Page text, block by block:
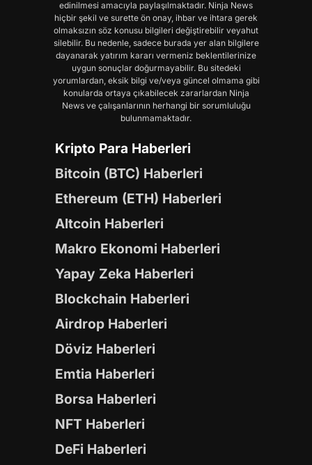
edinilmesi amacıyla paylaşılmaktadır. Ninja News
hiçbir şekil ve surette ön onay, ihbar ve ihtara gerek
olmaksızın söz konusu bilgileri değiştirebilir veyahut
silebilir. Bu nedenle, sadece burada yer alan bilgilere
dayanarak yatırım kararı vermeniz beklentilerinize
uygun sonuçlar doğurmayabilir. Bu sitedeki
yorumlardan, eksik bilgi ve/veya güncel olmama gibi
konularda ortaya çıkabilecek zararlardan Ninja
News ve çalışanlarının herhangi bir sorumluluğu
bulunmamaktadır.
Kripto Para Haberleri
Bitcoin (BTC) Haberleri
Ethereum (ETH) Haberleri
Altcoin Haberleri
Makro Ekonomi Haberleri
Yapay Zeka Haberleri
Blockchain Haberleri
Airdrop Haberleri
Döviz Haberleri
Emtia Haberleri
Borsa Haberleri
NFT Haberleri
DeFi Haberleri